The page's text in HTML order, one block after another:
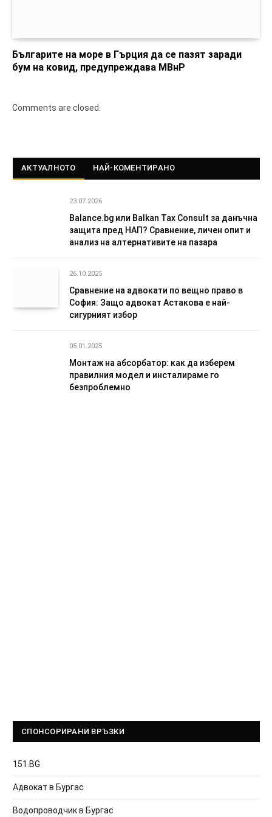
Българите на море в Гърция да се пазят заради
бум на ковид, предупреждава МВнР
Comments are closed.
АКТУАЛНОТО НАЙ-КОМЕНТИРАНО
23.07.2026
Balance.bg или Balkan Tax Consult за данъчна
защита пред НАП? Сравнение, личен опит и
анализ на алтернативите на пазара
26.10.2025
Сравнение на адвокати по вещно право в
София: Защо адвокат Астакова е най-
сигурният избор
05.01.2025
Монтаж на абсорбатор: как да изберем
правилния модел и инсталираме го
безпроблемно
СПОНСОРИРАНИ ВРЪЗКИ
151.BG
Адвокат в Бургас
Водопроводчик в Бургас